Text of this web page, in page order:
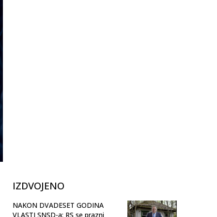
IZDVOJENO
NAKON DVADESET GODINA
VLASTI SNSD-a: RS se prazni